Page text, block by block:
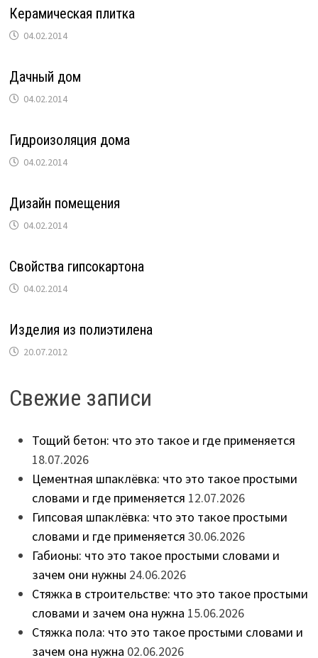
Керамическая плитка
04.02.2014
Дачный дом
04.02.2014
Гидроизоляция дома
04.02.2014
Дизайн помещения
04.02.2014
Свойства гипсокартона
04.02.2014
Изделия из полиэтилена
20.07.2012
Свежие записи
Тощий бетон: что это такое и где применяется
18.07.2026
Цементная шпаклёвка: что это такое простыми
словами и где применяется 12.07.2026
Гипсовая шпаклёвка: что это такое простыми
словами и где применяется 30.06.2026
Габионы: что это такое простыми словами и
зачем они нужны 24.06.2026
Стяжка в строительстве: что это такое простыми
словами и зачем она нужна 15.06.2026
Стяжка пола: что это такое простыми словами и
зачем она нужна 02.06.2026